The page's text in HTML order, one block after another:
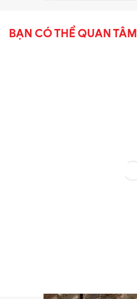
BẠN CÓ THỂ QUAN TÂM